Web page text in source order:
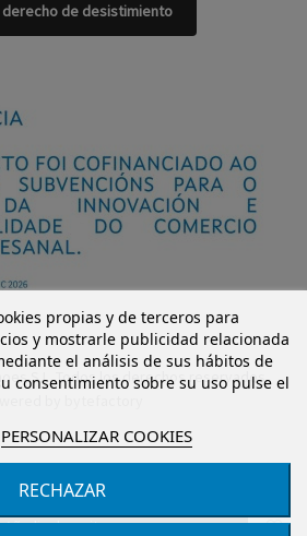
Añadir al carrito
propias y de terceros para
y mostrarle publicidad relacionada
el análisis de sus hábitos de
consentimiento sobre su uso pulse el
PERSONALIZAR COOKIES
RECHAZAR
derecho de desistimiento
S.L. Todos los derechos reservados.